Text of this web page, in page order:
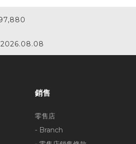
銷售
零售店
- Branch